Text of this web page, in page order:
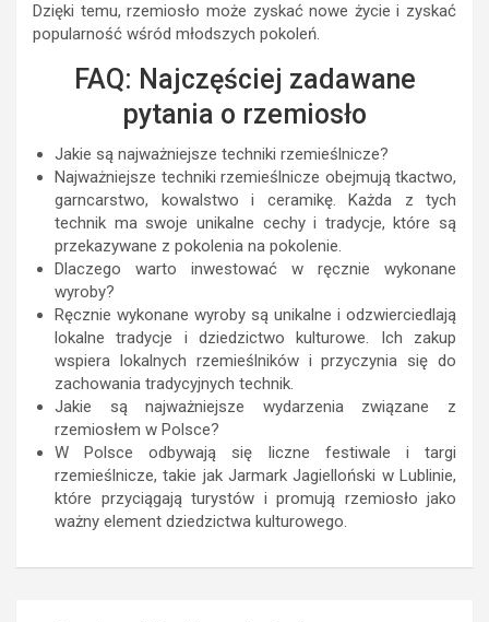
Dzięki temu, rzemiosło może zyskać nowe życie i zyskać
popularność wśród młodszych pokoleń.
FAQ: Najczęściej zadawane
pytania o rzemiosło
Jakie są najważniejsze techniki rzemieślnicze?
Najważniejsze techniki rzemieślnicze obejmują tkactwo,
garncarstwo, kowalstwo i ceramikę. Każda z tych
technik ma swoje unikalne cechy i tradycje, które są
przekazywane z pokolenia na pokolenie.
Dlaczego warto inwestować w ręcznie wykonane
wyroby?
Ręcznie wykonane wyroby są unikalne i odzwierciedlają
lokalne tradycje i dziedzictwo kulturowe. Ich zakup
wspiera lokalnych rzemieślników i przyczynia się do
zachowania tradycyjnych technik.
Jakie są najważniejsze wydarzenia związane z
rzemiosłem w Polsce?
W Polsce odbywają się liczne festiwale i targi
rzemieślnicze, takie jak Jarmark Jagielloński w Lublinie,
które przyciągają turystów i promują rzemiosło jako
ważny element dziedzictwa kulturowego.